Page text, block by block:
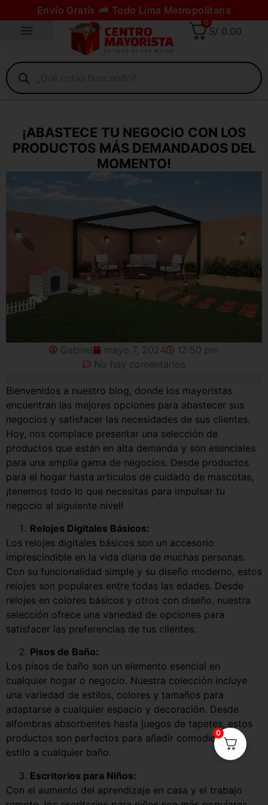
Envío Gratis Todo Lima Metropolitana
0
S/ 0.00
¡ABASTECE TU NEGOCIO CON LOS
PRODUCTOS MÁS DEMANDADOS DEL
MOMENTO!
Gabriel mayo 7, 2024
12:50 pm
No hay comentarios
Bienvenidos a nuestro blog, donde los mayoristas
encuentran las mejores opciones para abastecer sus
negocios y satisfacer las necesidades de sus clientes.
Hoy, nos complace presentar una selección de
productos que están en alta demanda y son esenciales
para una amplia gama de negocios. Desde productos
para el hogar hasta articulos de cuidado de mascotas,
¡tenemos todo lo que necesitas para impulsar tu
negocio al siguiente nivel!
Relojes Digitales Básicos:
Los relojes digitales básicos son un accesorio
imprescindible en la vida diaria de muchas personas.
Con su funcionalidad simple y su diseño moderno, estos
relojes son populares entre todas las edades. Desde
relojes en colores básicos y otros con diseño, nuestra
selección ofrece una variedad de opciones para
satisfacer las preferencias de tus clientes.
Pisos de Baño:
Los pisos de baño son un elemento esencial en
cualquier hogar o negocio. Nuestra colección incluye
una variedad de estilos, colores y tamaños para
adaptarse a cualquier espacio y decoración. Desde
alfombras absorbentes hasta juegos de tapetes, estos
productos son perfectos para añadir comodidad y
estilo a cualquier baño.
Escritorios para Niños:
Con el aumento del aprendizaje en casa y el trabajo
0